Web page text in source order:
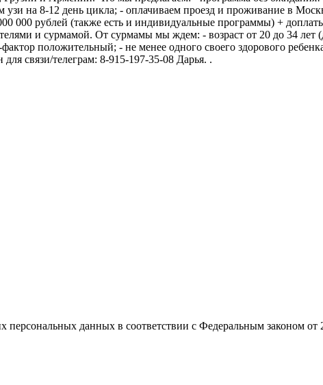
узи на 8-12 день цикла; - оплачиваем проезд и проживание в
000 рублей (также есть и индивидуальные программы) +
и сурмамой. От сурмамы мы ждем: - возраст от 20 до 34
положительный; - не менее одного своего здорового
связи/телеграм: 8-915-197-35-08 Дарья. .
персональных данных в соответствии с Федеральным законом